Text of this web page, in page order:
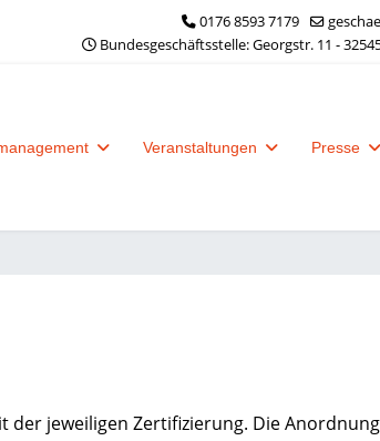
0176 8593 7179
Bundesgeschäftsstelle: Georgstr. 11 -
Veranstaltungen Presse
der jeweiligen Zertifizierung. Die